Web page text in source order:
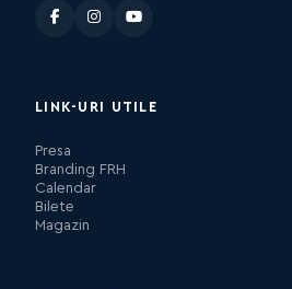
LINK-URI UTILE
Presa
Branding FRH
Calendar
Bilete
Magazin